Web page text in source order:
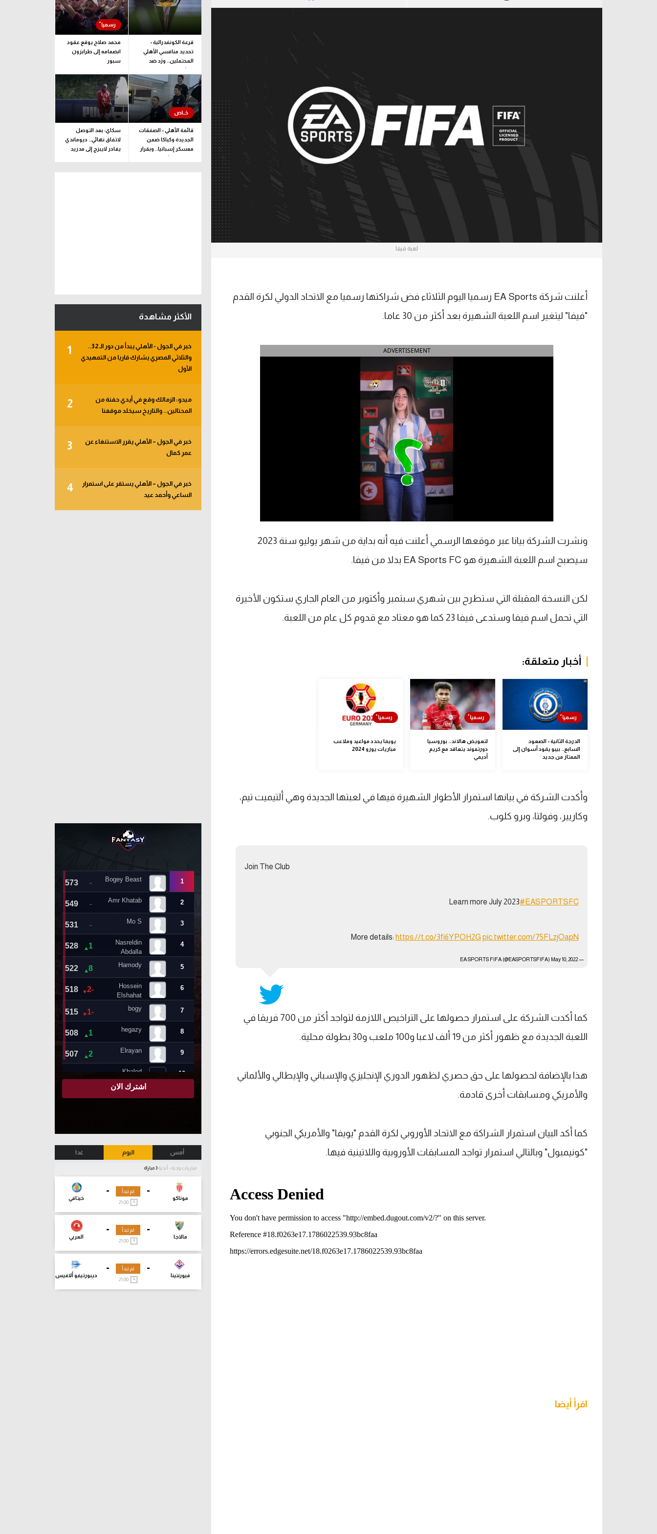
آسيا
لعبة فيفا
أعلنت شركة EA Sports رسميا اليوم الثلاثاء فض شراكتها رسميا مع الاتحاد الدولي لكرة القدم
"فيفا" ليتغير اسم اللعبة الشهيرة بعد أكثر من 30 عاما.
ADVERTISEMENT
ونشرت الشركة بيانا عبر موقعها الرسمي أعلنت فيه أنه بداية من شهر يوليو سنة 2023
سيصبح اسم اللعبة الشهيرة هو EA Sports FC بدلا من فيفا.
لكن النسخة المقبلة التي ستطرح بين شهري سبتمبر وأكتوبر من العام الجاري ستكون الأخيرة
التي تحمل اسم فيفا وستدعى فيفا 23 كما هو معتاد مع قدوم كل عام من اللعبة.
أخبار متعلقة:
الدرجة الثانية - الصعود
السابع.. بيبو يقود أسوان إلى
الممتاز من جديد
لتعويض هالاند.. بوروسيا
دورتموند يتعاقد مع كريم
أديمي
يويفا يحدد مواعيد وملاعب
مباريات يورو 2024
وأكدت الشركة في بيانها استمرار الأطوار الشهيرة فيها في لعبتها الجديدة وهي ألتيميت تيم،
وكاريير، وفولتا، وبرو كلوب.
Join The Club
Learn more July 2023#EASPORTSFC
More details: https://t.co/3fi6YPOH2G pic.twitter.com/75FLzjOapN
— EA SPORTS FIFA (@EASPORTSFIFA)
May 10, 2022
كما أكدت الشركة على استمرار حصولها على التراخيص اللازمة لتواجد أكثر من 700 فريقا في
اللعبة الجديدة مع ظهور أكثر من 19 ألف لاعبا و100 ملعب و30 بطولة محلية.
هذا بالإضافة لحصولها على حق حصري لظهور الدوري الإنجليزي والإسباني والإيطالي والألماني
والأمريكي ومسابقات أخرى قادمة.
كما أكد البيان استمرار الشراكة مع الاتحاد الأوروبي لكرة القدم "يويفا" والأمريكي الجنوبي
"كونيمبول" وبالتالي استمرار تواجد المسابقات الأوروبية واللاتينية فيها.
اقرأ أيضا
قرعة الكونفدرالية -
تحديد منافسي الأهلي
المحتملين.. وزد ضد
ممثل جيبوتي
محمد صلاح يوقع عقود
انضمامه إلى طرابزون
سبور
قائمة الأهلي - الصفقات
الجديدة وكباكا ضمن
معسكر إسبانيا.. وبقرار
يلحق بالبعثة
سكاي: بعد التوصل
لاتفاق نهائي.. ديوماندي
يغادر لايبزج إلى مدريد
الأكثر مشاهدة
1
خبر في الجول - الأهلي يبدأ من دور الـ 32..
والثلاثي المصري يشارك قاريا من التمهيدي
الأول
2
ميدو: الزمالك وقع في أيدي حفنة من
المحتالين.. والتاريخ سيخلد موقفنا
3
خبر في الجول – الأهلي يقرر الاستنغاء عن
عمر كمال
4
خبر في الجول – الأهلي يستقر على استمرار
الساعي وأحمد عيد
أمس اليوم غدا
مباريات ودية - أندية
-
موناكو
-
خيتافي
لم تبدأ
-
مالاجا
-
العربي
لم تبدأ
-
فيورنتينا
-
ديبورتيفو ألافيس
لم تبدأ